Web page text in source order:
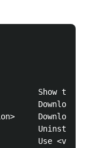
Show this
Download
Download
Uninstall
Use